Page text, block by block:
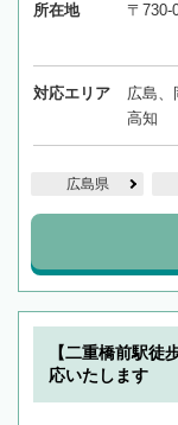
所在地 〒730-
対応エリア
広島、
高知
広島県
【二重橋前駅徒
応いたします